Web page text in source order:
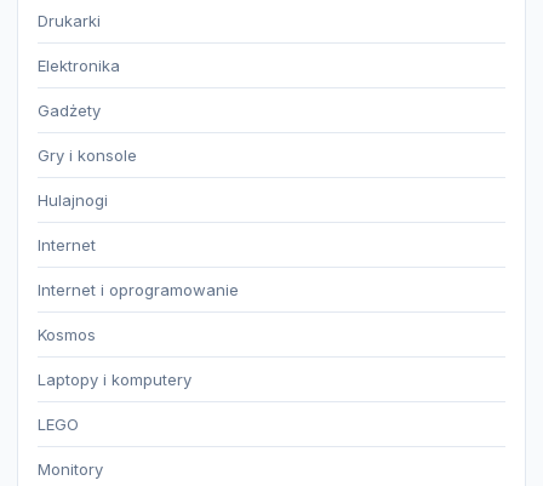
Drukarki
Elektronika
Gadżety
Gry i konsole
Hulajnogi
Internet
Internet i oprogramowanie
Kosmos
Laptopy i komputery
LEGO
Monitory